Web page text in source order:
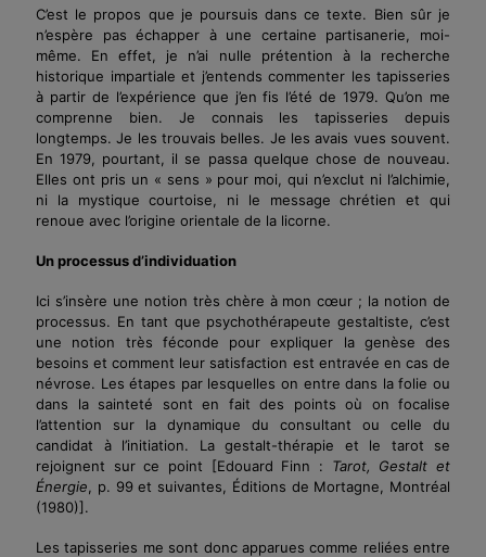
C’est le propos que je poursuis dans ce texte. Bien sûr je
n’espère pas échapper à une certaine partisanerie, moi-
même. En effet, je n’ai nulle prétention à la recherche
historique impartiale et j’entends commenter les tapisseries
à partir de l’expérience que j’en fis l’été de 1979. Qu’on me
comprenne bien. Je connais les tapisseries depuis
longtemps. Je les trouvais belles. Je les avais vues souvent.
En 1979, pourtant, il se passa quelque chose de nouveau.
Elles ont pris un « sens » pour moi, qui n’exclut ni l’alchimie,
ni la mystique courtoise, ni le message chrétien et qui
renoue avec l’origine orientale de la licorne.
Un processus d’individuation
Ici s’insère une notion très chère à moncœur ; la notion de
processus. En tant que psychothérapeute gestaltiste, c’est
une notion très féconde pour expliquer la genèse des
besoins et comment leur satisfaction est entravée en cas de
névrose. Les étapes par lesquelles on entre dans la folie ou
dans la sainteté sont en fait des points où on focalise
l’attention sur la dynamique du consultant ou celle du
candidat à l’initiation. La gestalt-thérapie et le tarot se
rejoignent sur ce point [Edouard Finn : Tarot, Gestalt et
Énergie , p. 99 et suivantes, Éditions de Mortagne, Montréal
(1980)].
Les tapisseries me sont donc apparues comme reliées entre